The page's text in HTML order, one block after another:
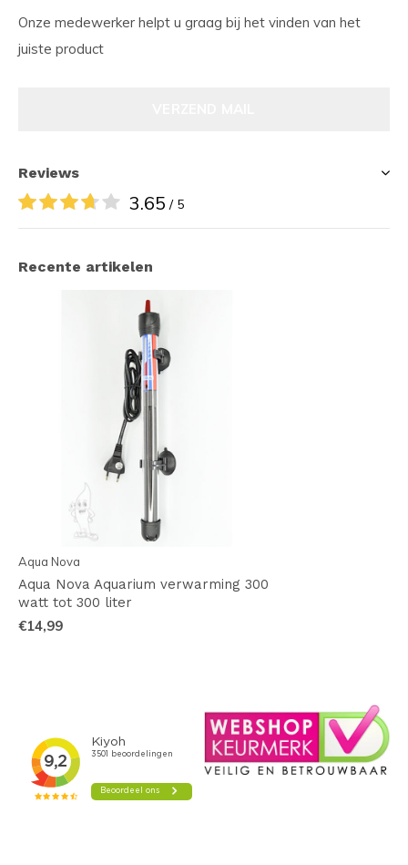
Onze medewerker helpt u graag bij het vinden van het
juiste product
Reviews
3.65 / 5
Recente artikelen
Aqua Nova
Aqua Nova Aquarium verwarming 300
watt tot 300 liter
€14,99